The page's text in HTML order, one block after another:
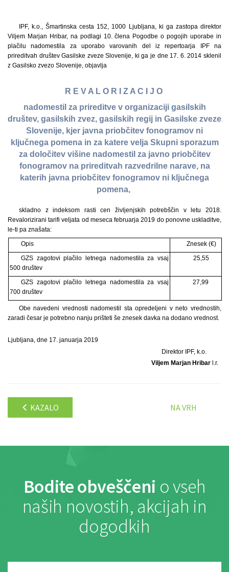
IPF, k.o., Šmartinska cesta 152, 1000 Ljubljana, ki ga zastopa direktor
Viljem Marjan Hribar, na podlagi 10. člena Pogodbe o pogojih uporabe in
plačilu nadomestila za uporabo varovanih del iz repertoarja IPF na
prireditvah društev Gasilske zveze Slovenije, ki ga je dne 17. 6. 2014 sklenil
z Gasilsko zvezo Slovenije, objavlja
R E V A L O R I Z A C I J O
nadomestil za prireditve v organizaciji gasilskih
društev, gasilskih zvez, gasilskih regij in Gasilske zveze
Slovenije, kjer javna priobčitev fonogramov ni
ključnega pomena in za katere velja Skupni sporazum
za določitev višine nadomestil za javno priobčitev
fonogramov na prireditvah razvedrilne narave, na
katerih javna priobčitev fonogramov ni ključnega
pomena,
skladno z indeksom rasti cen življenjskih potrebščin v letu 2018.
Revalorizirani tarifi veljata od meseca februarja 2019 do ponovne uskladitve,
le-ti pa znašata:
Opis
Znesek (€)
GZS zagotovi plačilo letnega nadomestila za vsaj
500 društev
25,55
GZS zagotovi plačilo letnega nadomestila za vsaj
700 društev
27,99
Obe navedeni vrednosti nadomestil sta opredeljeni v neto vrednostih,
zaradi česar je potrebno nanju prišteti še znesek davka na dodano vrednost.
Ljubljana, dne 17. januarja 2019
Direktor IPF, k.o.
Viljem Marjan Hribar l.r.
KAZALO NA VRH
Bodite obveščeni o vseh
naših novostih, akcijah in
dogodkih